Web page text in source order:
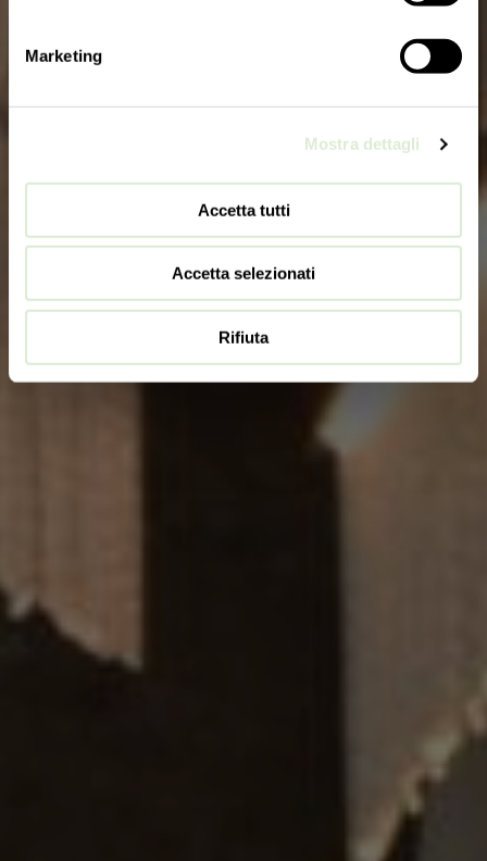
Marketing
Mostra dettagli
Accetta tutti
Accetta selezionati
Rifiuta